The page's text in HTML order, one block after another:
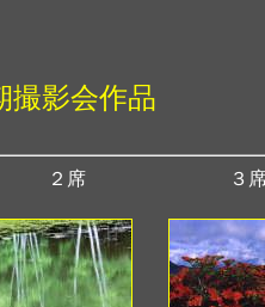
２席 ３
撮影会作品